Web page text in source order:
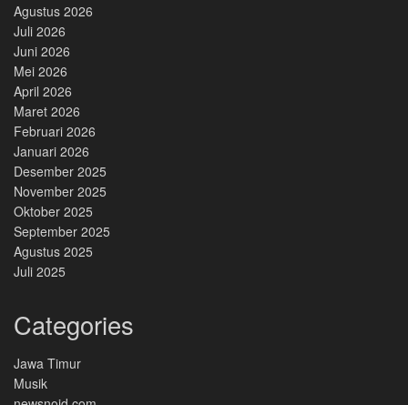
Agustus 2026
Juli 2026
Juni 2026
Mei 2026
April 2026
Maret 2026
Februari 2026
Januari 2026
Desember 2025
November 2025
Oktober 2025
September 2025
Agustus 2025
Juli 2025
Categories
Jawa Timur
Musik